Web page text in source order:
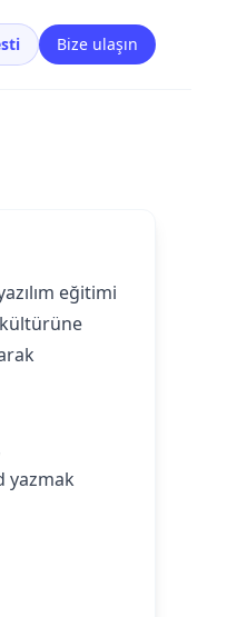
Bize ulaşın
eğitimi
kültürüne
yazmak